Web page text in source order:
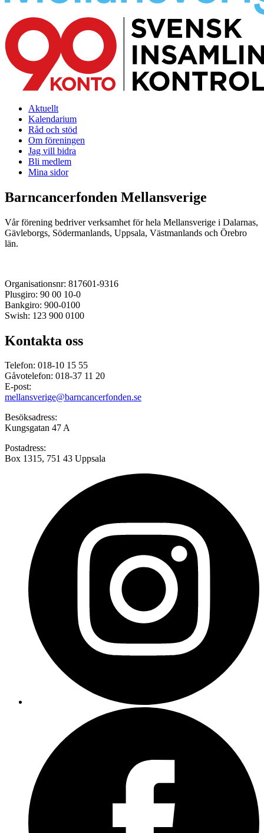
Aktuellt
Kalendarium
Råd och stöd
Om föreningen
Jag vill bidra
Bli medlem
Mina sidor
Barncancerfonden Mellansverige
Vår förening bedriver verksamhet för hela Mellansverige i Dalarnas,
Gävleborgs, Södermanlands, Uppsala, Västmanlands och Örebro
län.
Organisationsnr: 817601-9316
Plusgiro: 90 00 10-0
Bankgiro: 900-0100
Swish: 123 900 0100
Kontakta oss
Telefon: 018-10 15 55
Gåvotelefon: 018-37 11 20
E-post:
mellansverige@barncancerfonden.se
Besöksadress:
Kungsgatan 47 A
Postadress:
Box 1315, 751 43 Uppsala